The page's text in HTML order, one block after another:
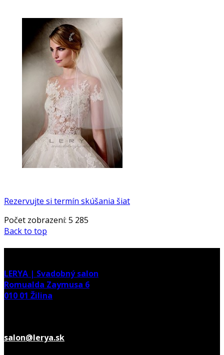
Rezervujte si termín skúšania šiat
Počet zobrazení: 5 285
Back to top
LERYA | Svadobný salon
Romualda Zaymusa 6
010 01 Žilina
salon@lerya.sk